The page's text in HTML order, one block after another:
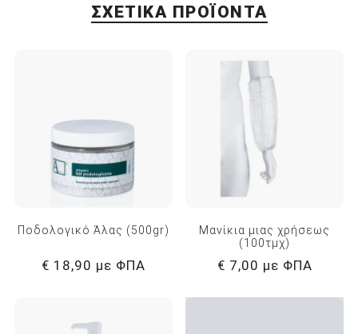
ΣΧΕΤΙΚΆ ΠΡΟΪΌΝΤΑ
Ποδολογικό Άλας (500gr)
€ 18,90 με ΦΠΑ
Μανίκια μιας χρήσεως
(100τμχ)
€ 7,00 με ΦΠΑ